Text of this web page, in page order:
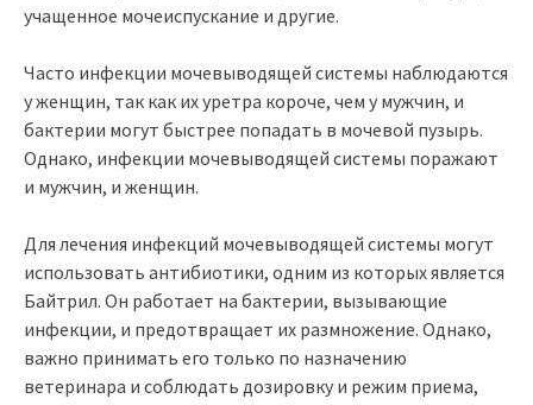
учащенное мочеиспускание и другие.
Часто инфекции мочевыводящей системы наблюдаются
у женщин, так как их уретра короче, чем у мужчин, и
бактерии могут быстрее попадать в мочевой пузырь.
Однако, инфекции мочевыводящей системы поражают
и мужчин, и женщин.
Для лечения инфекций мочевыводящей системы могут
использовать антибиотики, одним из которых является
Байтрил. Он работает на бактерии, вызывающие
инфекции, и предотвращает их размножение. Однако,
важно принимать его только по назначению
ветеринара и соблюдать дозировку и режим приема,